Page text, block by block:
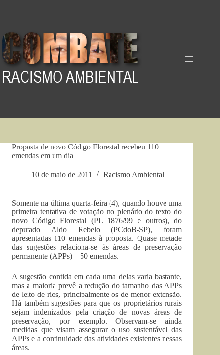
Proposta de novo Código Florestal recebeu 110
emendas em um dia
10 de maio de 2011 Racismo Ambiental
Somente na última quarta-feira (4), quando houve uma
primeira tentativa de votação no plenário do texto do
novo Código Florestal (PL 1876/99 e outros), do
deputado Aldo Rebelo (PCdoB-SP), foram
apresentadas 110 emendas à proposta. Quase metade
das sugestões relaciona-se às áreas de preservação
permanente (APPs) – 50 emendas.
A sugestão contida em cada uma delas varia bastante,
mas a maioria prevê a redução do tamanho das APPs
de leito de rios, principalmente os de menor extensão.
Há também sugestões para que os proprietários rurais
sejam indenizados pela criação de novas áreas de
preservação, por exemplo. Observam-se ainda
medidas que visam assegurar o uso sustentável das
APPs e a continuidade das atividades existentes nessas
áreas.